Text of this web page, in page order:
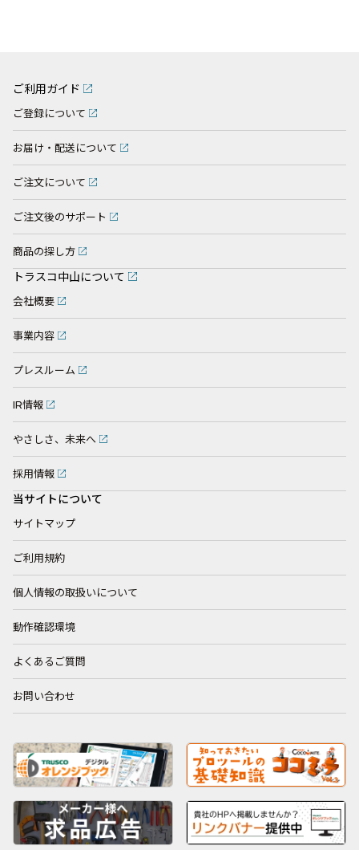
ご利用ガイド
ご登録について
お届け・配送について
ご注文について
ご注文後のサポート
商品の探し方
トラスコ中山について
会社概要
事業内容
プレスルーム
IR情報
やさしさ、未来へ
採用情報
当サイトについて
サイトマップ
ご利用規約
個人情報の取扱いについて
動作確認環境
よくあるご質問
お問い合わせ